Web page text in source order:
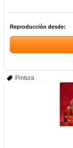
Reproducción desde:
Pintura